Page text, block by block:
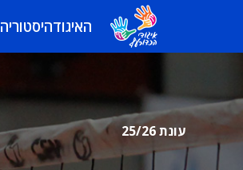
האיגודהיסטוריה
עונת 25/26